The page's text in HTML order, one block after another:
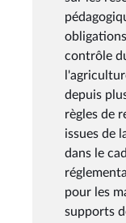
contrôle
depuis
règles de
issues de
dans le
pour les
supports